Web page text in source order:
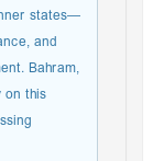
states—
and
Bahram,
on this